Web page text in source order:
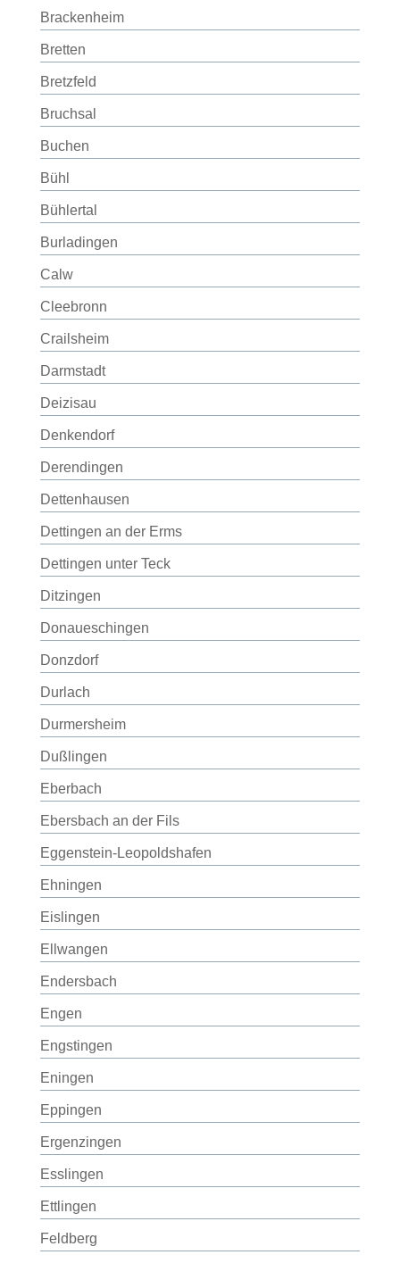
Brackenheim
Bretten
Bretzfeld
Bruchsal
Buchen
Bühl
Bühlertal
Burladingen
Calw
Cleebronn
Crailsheim
Darmstadt
Deizisau
Denkendorf
Derendingen
Dettenhausen
Dettingen an der Erms
Dettingen unter Teck
Ditzingen
Donaueschingen
Donzdorf
Durlach
Durmersheim
Dußlingen
Eberbach
Ebersbach an der Fils
Eggenstein-Leopoldshafen
Ehningen
Eislingen
Ellwangen
Endersbach
Engen
Engstingen
Eningen
Eppingen
Ergenzingen
Esslingen
Ettlingen
Feldberg